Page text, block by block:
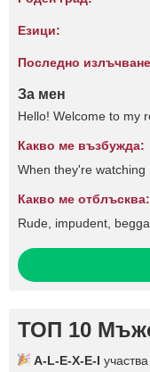
Езици:
Последно
За мен
Hello! Welcome to my
Какво ме възбужда:
When they're watching
Какво ме отблъсква:
Rude, impudent,
ТОП 10
A-L-E-X-E-I